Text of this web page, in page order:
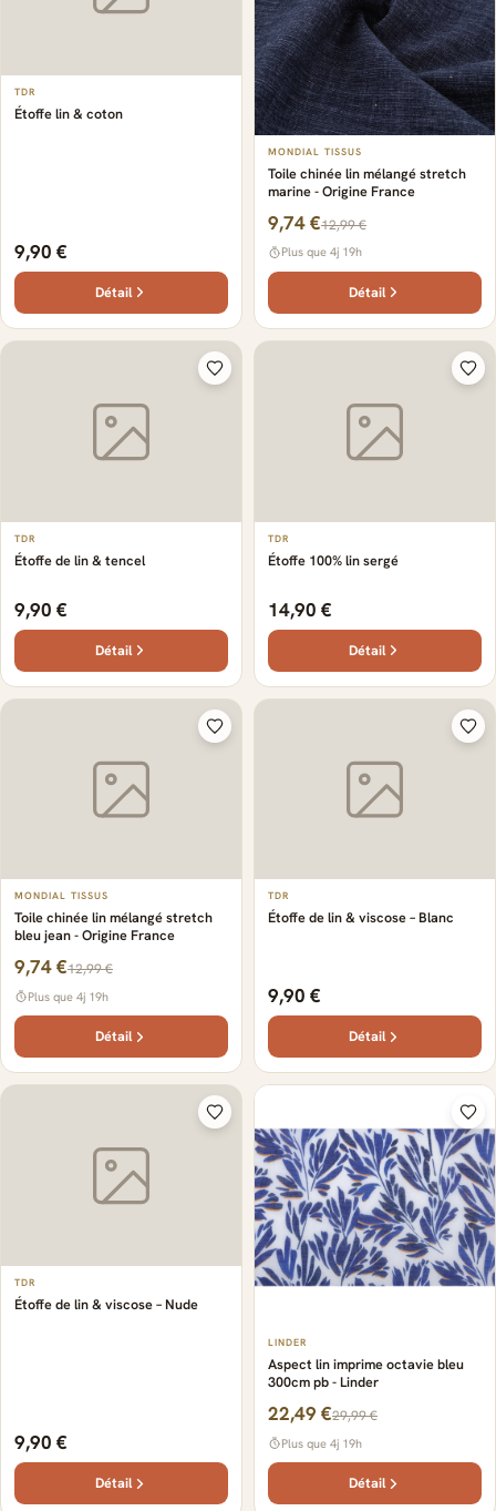
TDR
Étoffe lin & coton
9,90 €
Détail
MONDIAL TISSUS
Toile chinée lin mélangé stretch
marine - Origine France
9,74 €12,99 €
Plus que 4j 19h
Détail
TDR
Étoffe de lin & tencel
9,90 €
Détail
TDR
Étoffe 100% lin sergé
14,90 €
Détail
MONDIAL TISSUS
Toile chinée lin mélangé stretch
bleu jean - Origine France
9,74 €12,99 €
Plus que 4j 19h
Détail
TDR
Étoffe de lin & viscose – Blanc
9,90 €
Détail
TDR
Étoffe de lin & viscose – Nude
9,90 €
Détail
LINDER
Aspect lin imprime octavie bleu
300cm pb - Linder
22,49 €29,99 €
Plus que 4j 19h
Détail